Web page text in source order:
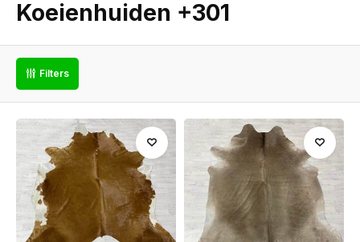
Koeienhuiden +301
Filters